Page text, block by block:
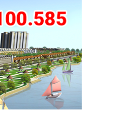
Hoàng Huy Commerce